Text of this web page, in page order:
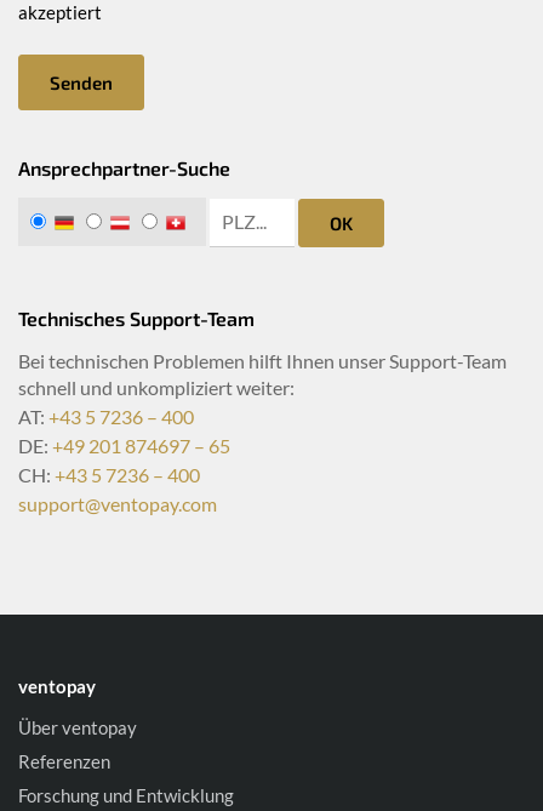
akzeptiert
Senden
Ansprechpartner-Suche
DE AT zip search
OK
Technisches Support-Team
Bei technischen Problemen hilft Ihnen unser Support-Team
schnell und unkompliziert weiter:
AT: +43 5 7236 – 400
DE: +49 201 874697 – 65
CH: +43 5 7236 – 400
support@ventopay.com
ventopay
Über ventopay
Referenzen
Forschung und Entwicklung